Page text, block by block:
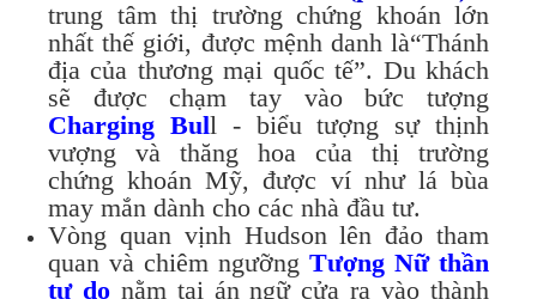
trung tâm thị trường chứng khoán lớn
nhất thế giới, được mệnh danh là“Thánh
địa của thương mại quốc tế”. Du khách
sẽ được chạm tay vào bức tượng
Charging Bull - biểu tượng sự thịnh
vượng và thăng hoa của thị trường
chứng khoán Mỹ, được ví như lá bùa
may mắn dành cho các nhà đầu tư.
Vòng quan vịnh Hudson lên đảo tham
quan và chiêm ngưỡng Tượng Nữ thần
tự do nằm tại án ngữ cửa ra vào thành